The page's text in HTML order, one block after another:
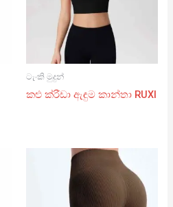
ටැංකි මුදුන්
කළු ක්රීඩා ඇඳුම කාන්තා RUXI